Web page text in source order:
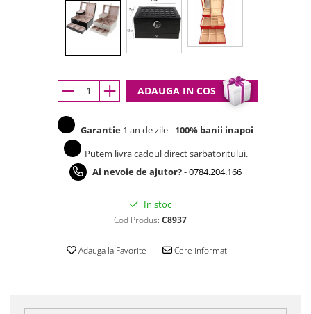
ADAUGA IN COS
Garantie 1 an de zile - 100% banii inapoi
Putem livra cadoul direct sarbatoritului.
Ai nevoie de ajutor?-0784.204.166
In stoc
Cod Produs: C8937
Adauga la Favorite Cere informatii